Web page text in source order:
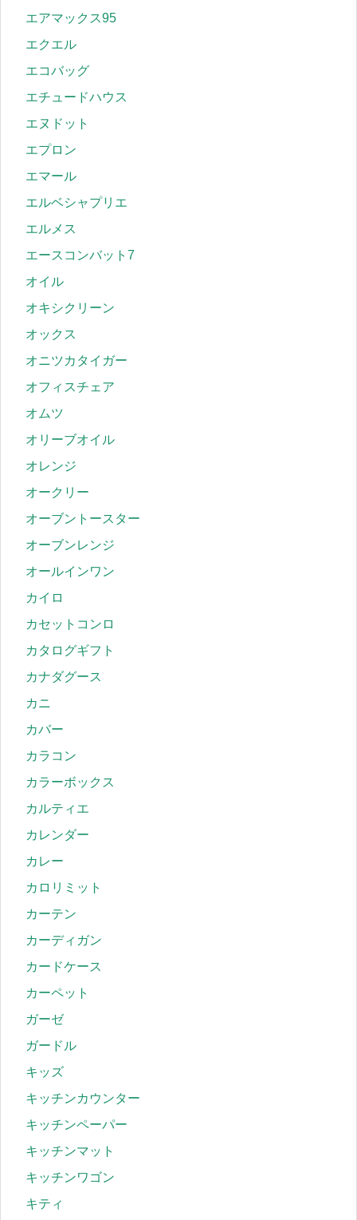
エアマックス95
エクエル
エコバッグ
エチュードハウス
エヌドット
エプロン
エマール
エルベシャプリエ
エルメス
エースコンバット7
オイル
オキシクリーン
オックス
オニツカタイガー
オフィスチェア
オムツ
オリーブオイル
オレンジ
オークリー
オーブントースター
オーブンレンジ
オールインワン
カイロ
カセットコンロ
カタログギフト
カナダグース
カニ
カバー
カラコン
カラーボックス
カルティエ
カレンダー
カレー
カロリミット
カーテン
カーディガン
カードケース
カーペット
ガーゼ
ガードル
キッズ
キッチンカウンター
キッチンペーパー
キッチンマット
キッチンワゴン
キティ